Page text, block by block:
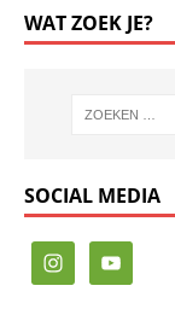
WAT ZOEK JE?
SOCIAL MEDIA